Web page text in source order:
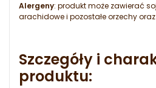
Alergeny: produkt może zawierać
arachidowe i pozostałe orzechy
Szczegóły i
produktu: